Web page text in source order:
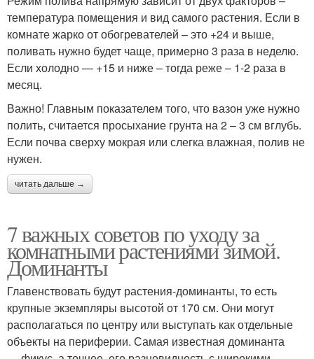
температура помещения и вид самого растения. Если в
комнате жарко от обогревателей – это +24 и выше,
поливать нужно будет чаще, примерно 3 раза в неделю.
Если холодно — +15 и ниже – тогда реже – 1-2 раза в
месяц.
Важно! Главным показателем того, что вазон уже нужно
полить, считается просыхание грунта на 2 – 3 см вглубь.
Если почва сверху мокрая или слегка влажная, полив не
нужен.
читать дальше →
7 важных советов по уходу за
комнатными растениями зимой.
Доминанты
Главенствовать будут растения-доминанты, то есть
крупные экземпляры высотой от 170 см. Они могут
располагаться по центру или выступать как отдельные
объекты на периферии. Самая известная доминанта